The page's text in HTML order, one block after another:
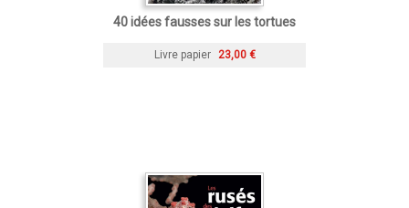
40 idées fausses sur les tortues
Livre papier 23,00 €